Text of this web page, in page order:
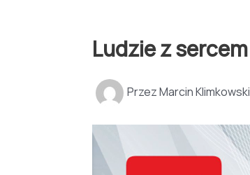
Ludzie z sercem
PrzezMarcin Klimkowski